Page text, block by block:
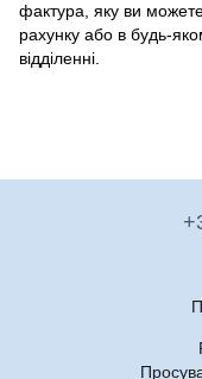
фактура, яку ви можете
рахунку або в будь-
відділенні.